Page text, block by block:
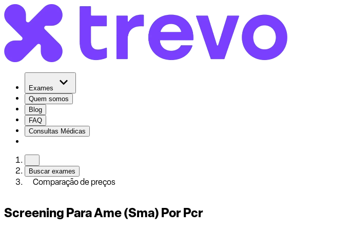
Exames
Quem somos
Blog
FAQ
Consultas Médicas
Buscar exames
Comparação de preços
Screening Para Ame (Sma) Por Pcr